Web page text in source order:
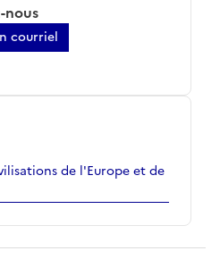
courriel
de l'Europe et de